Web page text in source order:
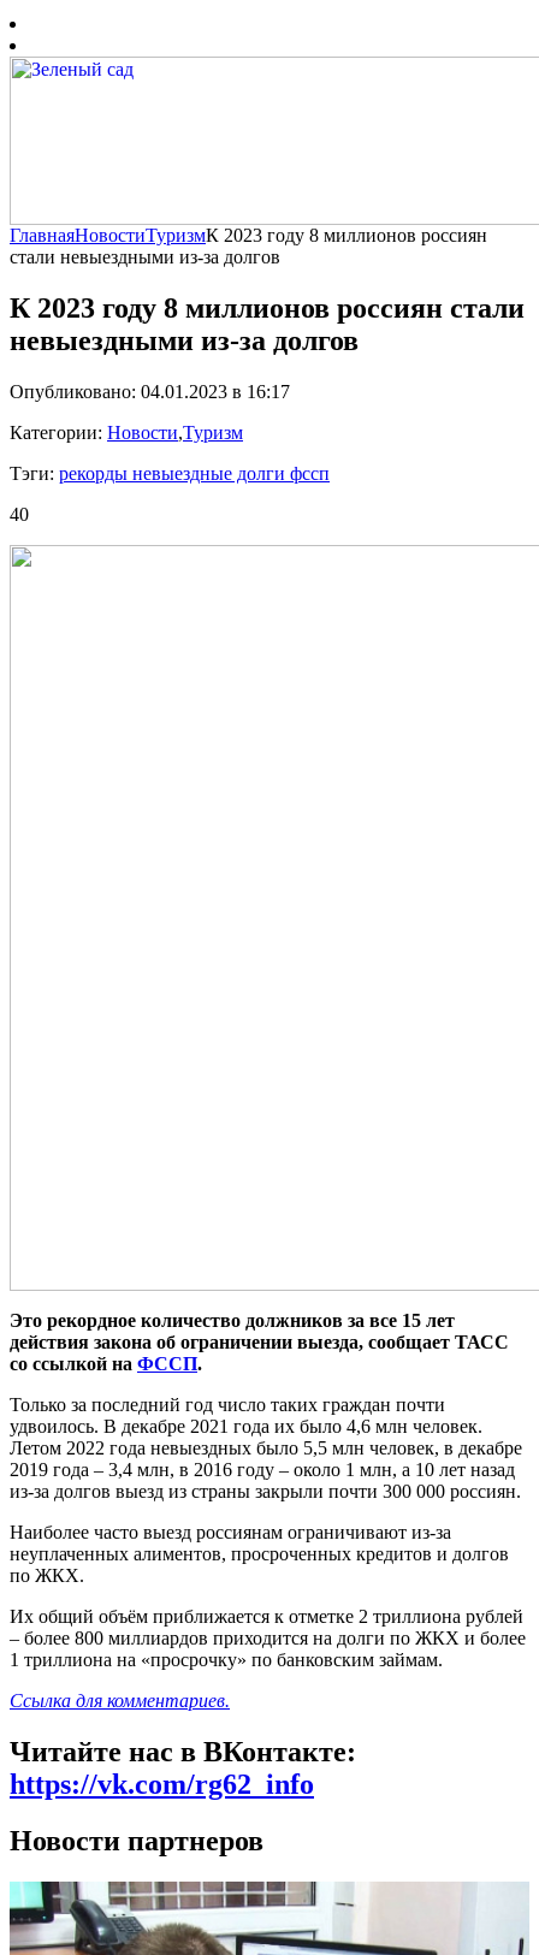
ГлавнаяНовостиТуризмК 2023 году 8 миллионов россиян
стали невыездными из-за долгов
К 2023 году 8 миллионов россиян стали
невыездными из-за долгов
Опубликовано: 04.01.2023 в 16:17
Категории: Новости,Туризм
Тэги: рекорды невыездные долги фссп
40
Это рекордное количество должников за все 15 лет
действия закона об ограничении выезда, сообщает ТАСС
со ссылкой на ФССП.
Только за последний год число таких граждан почти
удвоилось. В декабре 2021 года их было 4,6 млн человек.
Летом 2022 года невыездных было 5,5 млн человек, в декабре
2019 года – 3,4 млн, в 2016 году – около 1 млн, а 10 лет назад
из-за долгов выезд из страны закрыли почти 300 000 россиян.
Наиболее часто выезд россиянам ограничивают из-за
неуплаченных алиментов, просроченных кредитов и долгов
по ЖКХ.
Их общий объём приближается к отметке 2 триллиона рублей
– более 800 миллиардов приходится на долги по ЖКХ и более
1 триллиона на «просрочку» по банковским займам.
Ссылка для комментариев.
Читайте нас в ВКонтакте:
https://vk.com/rg62_info
Новости партнеров